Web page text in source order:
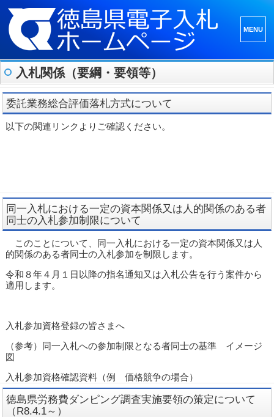
ーとウ
入札関係（要綱・要領等）
委託業務総合評価落札方式について
以下の関連リンクよりご確認ください。
同一入札における一定の資本関係又は人的関係のある者
同士の入札参加制限について
このことについて、同一入札における一定の資本関係又は人
的関係のある者同士の入札参加を制限します。
令和８年４月１日以降の指名通知又は入札公告を行う案件から
適用します。
入札参加資格登録の皆さまへ
（参考）同一入札への参加制限となる者同士の基準 イメージ
図
入札参加資格確認資料（例 価格競争の場合）
徳島県労務費ダンピング調査実施要領の策定について
（R8.4.1～）